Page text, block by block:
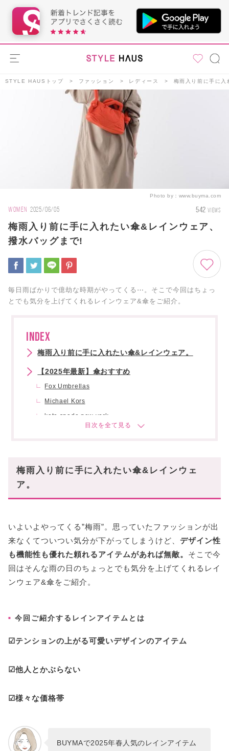
STYLE HAUSトップ ファッション レディース 梅雨入り前に手に
Photo by： www.buyma.com
WOMEN 2025/06/05 542 VIEWS
梅雨入り前に手に入れたい傘&レインウェア、
撥水バッグまで!
毎日雨ばかりで億劫な時期がやってくる⋯。そこで今回はちょっ
とでも気分を上げてくれるレインウェア&傘をご紹介。
INDEX
梅雨入り前に手に入れたい傘&レインウェア。
【2025年最新】傘おすすめ
Fox Umbrellas
Michael Kors
kate spade new york
【2025年最新】レインウェア
THE NORTH FACE ナイロンジャケット
【2025年最新】バッグ
OLEND MINI ONA SOFT BAG
ROBINMAY 2WAY チャーム付 シュリンク ショルダ
adidas SHOULDER BAG SMALL
雨の日も可愛いアイテムで気分を上げていこう♪
梅雨入り前に手に入れたい傘&レインウェ
ア。
いよいよやってくる”梅雨”。思っていたファッションが出
来なくてついつい気分が下がってしまうけど、 デザイン性
も機能性も優れた頼れるアイテムがあれば無敵。 そこで今
回はそんな雨の日のちょっとでも気分を上げてくれるレイ
ンウェア&傘をご紹介。
今回ご紹介するレインアイテムとは
☑テンションの上がる可愛いデザインのアイテム
☑他人とかぶらない
☑様々な価格帯
BUYMAで2025年春人気のレインアイテム